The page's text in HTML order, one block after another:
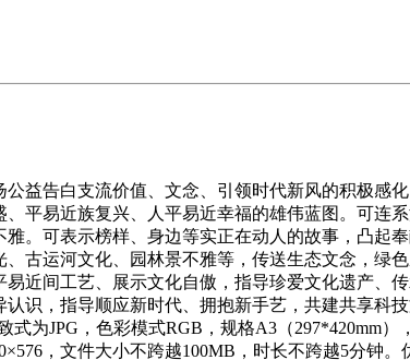
告白支流价值、文念、引领时代新风的积极感
平易近族复兴、人平易近幸福的雄伟蓝图。可
。可表示榜样、身边等实正在动人的故事，凸
古运河文化、园林景不雅等，传送生态文念，
近间工艺、展示文化自傲，指导珍爱文化遗产
识，指导顺应新时代、拥抱新手艺，共建共享科
为JPG，色彩模式RGB，规格A3（297*420mm
，文件大小不跨越100MB，时长不跨越5分